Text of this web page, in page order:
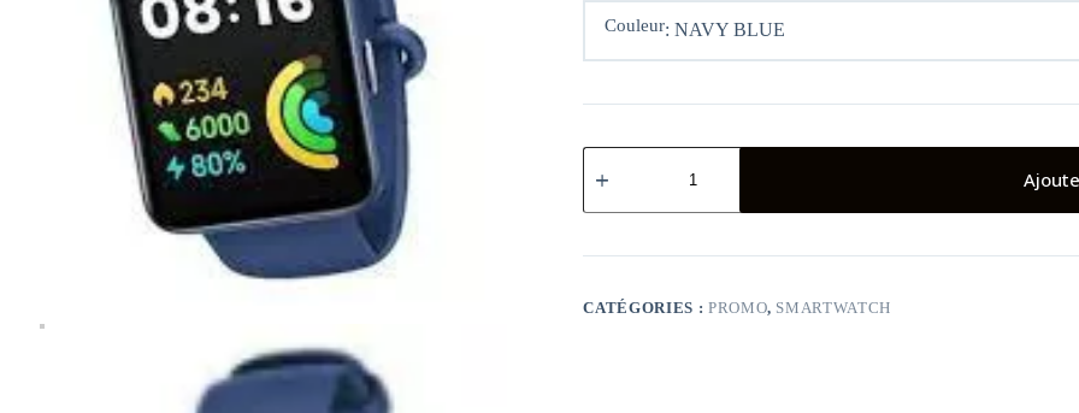
Couleur: NAVY BLUE
quantité
de
Watch
Montre
CATÉGORIES : PROMO, SMARTWATCH